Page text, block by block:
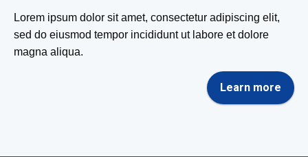
Lorem ipsum dolor sit amet, consectetur adipiscing elit,
sed do eiusmod tempor incididunt ut labore et dolore
magna aliqua.
Learn more